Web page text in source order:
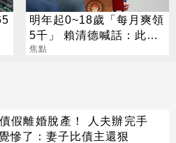
明年起0~18歲「每月爽領
5千」 賴清德喊話：此時
不生待何時
焦點
假離婚脫產！ 人夫辦完手
慘了：妻子比債主還狠